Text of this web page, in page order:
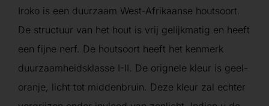
Iroko is een duurzaam West-Afrikaanse houtsoort.
De structuur van het hout is vrij gelijkmatig en heeft
een fijne nerf. De houtsoort heeft het kenmerk
duurzaamheidsklasse I-II. De orignele kleur is geel-
oranje, licht tot middenbruin. Deze kleur zal echter